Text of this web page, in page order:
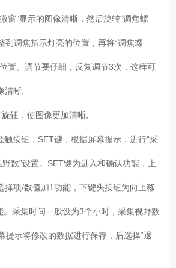
窗”显示的图像清晰，然后旋转“调焦螺
到调焦指示灯亮的位置，再将“调焦螺
置。调节要仔细，反复调节3次，这样可
清晰;
旋钮，使图像更加清晰;
触按钮，SET键，根据屏幕提示，进行“采
野数”设置。SET键为进入和确认功能，上
择项/数值加1功能，下键头按钮为向上移
。采集时间一般设为3个小时，采集视野数
提示将修改的数据进行保存，后选择“退